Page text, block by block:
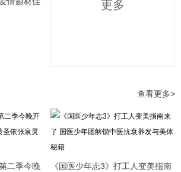
更多
查看更多>
二季今晚
《国医少年志3》打工人变美指南